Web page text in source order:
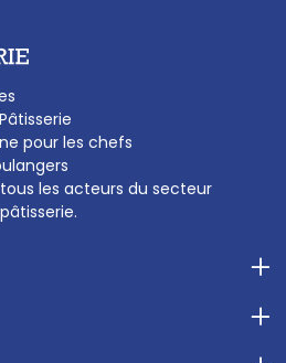
pour les chefs
les acteurs du secteur